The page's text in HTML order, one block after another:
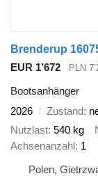
EUR 1’672 PLN
Bootsanhänger
2026
Zustand
Nutzlast 540 kg
Achsenanzahl 1
Polen,